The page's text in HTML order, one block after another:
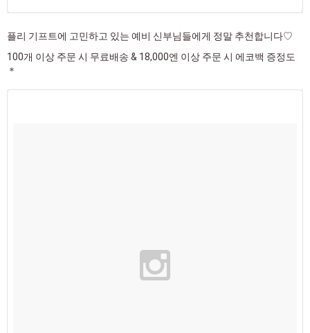
플리 기프트에 고민하고 있는 예비 신부님들에게 정말 추천합니다♡
100개 이상 주문 시 무료배송 & 18,000엔 이상 주문 시 에코백 증정도
＊